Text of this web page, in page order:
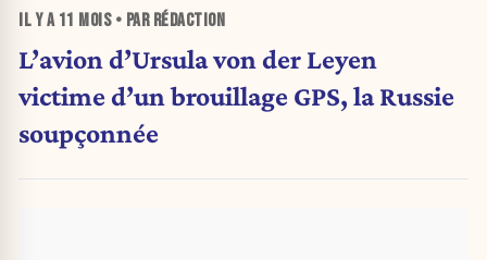
IL Y A 11 MOIS• PAR RÉDACTION
L’avion d’Ursula von der Leyen
victime d’un brouillage GPS, la Russie
soupçonnée